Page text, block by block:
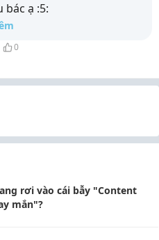
bác ạ :5:
0
rơi vào cái bẫy "Content
mắn"?